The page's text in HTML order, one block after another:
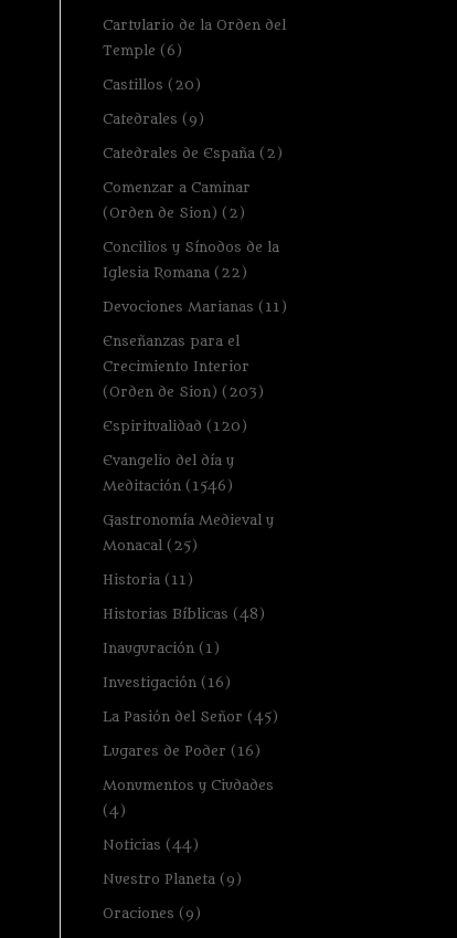
Cartulario de la Orden del
Temple (6)
Castillos (20)
Catedrales (9)
Catedrales de España (2)
Comenzar a Caminar
(Orden de Sion) (2)
Concilios y Sínodos de la
Iglesia Romana (22)
Devociones Marianas (11)
Enseñanzas para el
Crecimiento Interior
(Orden de Sion) (203)
Espiritualidad (120)
Evangelio del día y
Meditación (1546)
Gastronomía Medieval y
Monacal (25)
Historia (11)
Historias Bíblicas (48)
Inauguración (1)
Investigación (16)
La Pasión del Señor (45)
Lugares de Poder (16)
Monumentos y Ciudades
(4)
Noticias (44)
Nuestro Planeta (9)
Oraciones (9)